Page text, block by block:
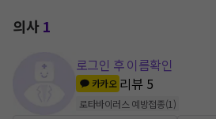
의사1
로그인 후 이름확인
카카오 리뷰 5
로타바이러스 예방접종(1 )